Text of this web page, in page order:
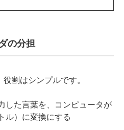
の分担
割はシンプルです。
した言葉を、コンピュータが
ル）に変換にする